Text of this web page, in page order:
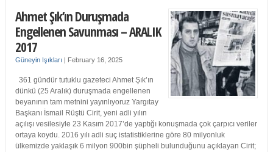
Ahmet Şık’ın Duruşmada
Engellenen Savunması – ARALIK
2017
Güneyin Işıkları | February 16, 2025
361 gündür tutuklu gazeteci Ahmet Şık’ın
dünkü (25 Aralık) duruşmada engellenen
beyanının tam metnini yayınlıyoruz Yargıtay
Başkanı İsmail Rüştü Cirit, yeni adli yılın
açılışı vesilesiyle 23 Kasım 2017’de yaptığı konuşmada çok çarpıcı veriler
ortaya koydu. 2016 yılı adli suç istatistiklerine göre 80 milyonluk
ülkemizde yaklaşık 6 milyon 900bin şüpheli bulunduğunu açıklayan Cirit;